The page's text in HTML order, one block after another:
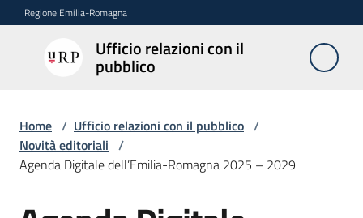
Vai al contenuto
Vai alla navigazione
Vai al footer
Regione Emilia-Romagna
Ufficio relazioni con il
pubblico
Ufficio
relazioni
pubblico
Home / Ufficio relazioni con il pubblico /
Novità editoriali /
Agenda Digitale dell’Emilia-Romagna 2025 – 2029
Salta al contenuto